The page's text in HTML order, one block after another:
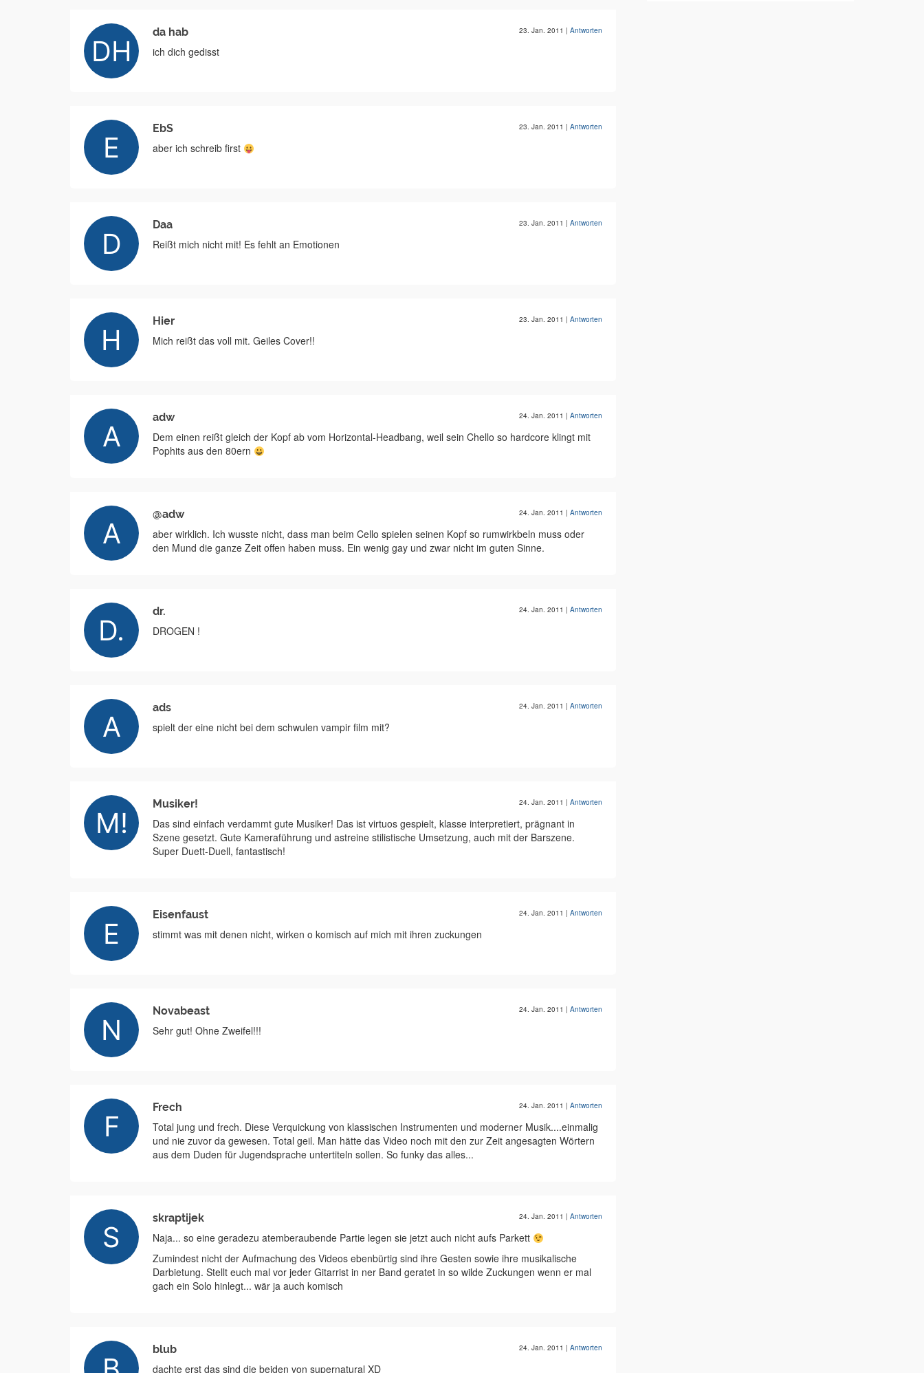
da hab 23. Jan. 2011 | Antworten
ich dich gedisst
EbS 23. Jan. 2011 | Antworten
aber ich schreib first
Daa 23. Jan. 2011 | Antworten
Reißt mich nicht mit! Es fehlt an Emotionen
Hier 23. Jan. 2011 | Antworten
Mich reißt das voll mit. Geiles Cover!!
adw 24. Jan. 2011 | Antworten
Dem einen reißt gleich der Kopf ab vom Horizontal-Headbang, weil sein Chello so hardcore klingt mit
Pophits aus den 80ern
@adw 24. Jan. 2011 | Antworten
aber wirklich. Ich wusste nicht, dass man beim Cello spielen seinen Kopf so rumwirkbeln muss oder
den Mund die ganze Zeit offen haben muss. Ein wenig gay und zwar nicht im guten Sinne.
dr. 24. Jan. 2011 | Antworten
DROGEN !
ads 24. Jan. 2011 | Antworten
spielt der eine nicht bei dem schwulen vampir film mit?
Musiker! 24. Jan. 2011 | Antworten
Das sind einfach verdammt gute Musiker! Das ist virtuos gespielt, klasse interpretiert, prägnant in
Szene gesetzt. Gute Kameraführung und astreine stilistische Umsetzung, auch mit der Barszene.
Super Duett-Duell, fantastisch!
Eisenfaust 24. Jan. 2011 | Antworten
stimmt was mit denen nicht, wirken o komisch auf mich mit ihren zuckungen
Novabeast 24. Jan. 2011 | Antworten
Sehr gut! Ohne Zweifel!!!
Frech 24. Jan. 2011 | Antworten
Total jung und frech. Diese Verquickung von klassischen Instrumenten und moderner Musik....einmalig
und nie zuvor da gewesen. Total geil. Man hätte das Video noch mit den zur Zeit angesagten Wörtern
aus dem Duden für Jugendsprache untertiteln sollen. So funky das alles...
skraptijek 24. Jan. 2011 | Antworten
Naja... so eine geradezu atemberaubende Partie legen sie jetzt auch nicht aufs Parkett
Zumindest nicht der Aufmachung des Videos ebenbürtig sind ihre Gesten sowie ihre musikalische
Darbietung. Stellt euch mal vor jeder Gitarrist in ner Band geratet in so wilde Zuckungen wenn er mal
gach ein Solo hinlegt... wär ja auch komisch
blub 24. Jan. 2011 | Antworten
dachte erst das sind die beiden von supernatural XD